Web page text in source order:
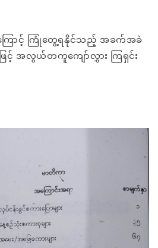
ောင့် ကြုံတွေ့ရနိုင်သည့် အခက်အခဲ
ြင့် အလွယ်တကူကျော်လွှား ကြရှင်း